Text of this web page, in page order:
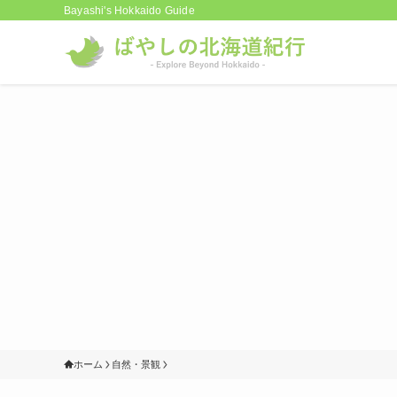
Bayashi's Hokkaido Guide
ホーム 自然・景観